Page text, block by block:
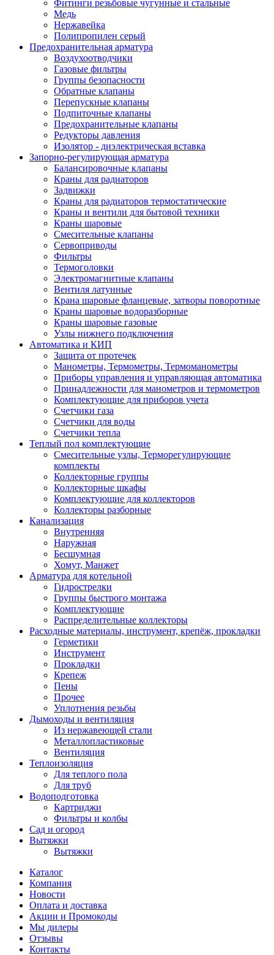
Фитинги резьбовые чугунные и стальные
Медь
Нержавейка
Полипропилен серый
Предохранительная арматура
Воздухоотводчики
Газовые фильтры
Группы безопасности
Обратные клапаны
Перепускные клапаны
Подпиточные клапаны
Предохранительные клапаны
Редукторы давления
Изолятор - диэлектрическая вставка
Запорно-регулирующая арматура
Балансировочные клапаны
Краны для радиаторов
Задвижки
Краны для радиаторов термостатические
Краны и вентили для бытовой техники
Краны шаровые
Смесительные клапаны
Сервоприводы
Фильтры
Термоголовки
Электромагнитные клапаны
Вентиля латунные
Крана шаровые фланцевые, затворы поворотные
Краны шаровые водоразборные
Краны шаровые газовые
Узлы нижнего подключения
Автоматика и КИП
Защита от протечек
Манометры, Термометры, Термоманометры
Приборы управления и управляющая автоматика
Принадлежности для манометров и термометров
Комплектующие для приборов учета
Счетчики газа
Счетчики для воды
Счетчики тепла
Теплый пол комплектующие
Смесительные узлы, Терморегулирующие
комплекты
Коллекторные группы
Коллекторные шкафы
Комплектующие для коллекторов
Коллекторы разборные
Канализация
Внутренняя
Наружная
Бесшумная
Хомут, Манжет
Арматура для котельной
Гидрострелки
Группы быстрого монтажа
Комплектующие
Распределительные коллекторы
Расходные материалы, инструмент, крепёж, прокладки
Герметики
Инструмент
Прокладки
Крепеж
Пены
Прочее
Уплотнения резьбы
Дымоходы и вентиляция
Из нержавеющей стали
Металлопластиковые
Вентиляция
Теплоизоляция
Для теплого пола
Для труб
Водоподготовка
Картриджи
Фильтры и колбы
Сад и огород
Вытяжки
Вытяжки
Каталог
Компания
Новости
Оплата и доставка
Акции и Промокоды
Мы дилеры
Отзывы
Контакты